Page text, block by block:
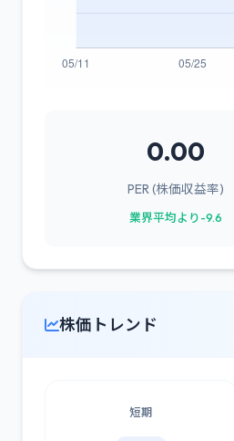
0.00
PER (株価収益率)
業界平均より-9.6
株価トレンド
短期